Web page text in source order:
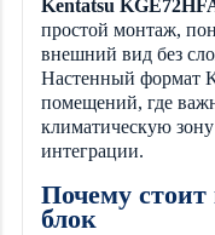
Kentatsu
простой монтаж,
внешний вид без
Настенный формат
помещений, где
климатическую
интеграции.
Почему
блок